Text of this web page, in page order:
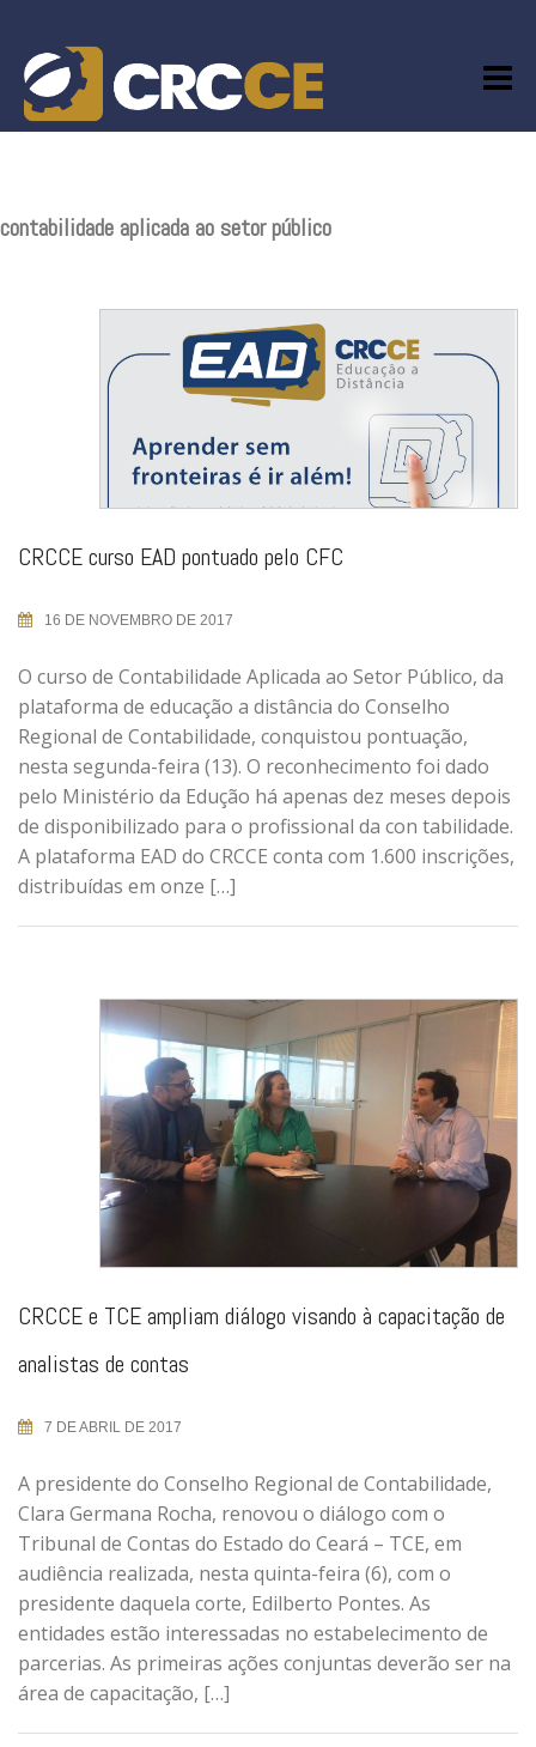
content
contabilidade aplicada ao setor público
CRCCE curso EAD pontuado pelo CFC
16 DE NOVEMBRO DE 2017
O curso de Contabilidade Aplicada ao Setor Público, da
plataforma de educação a distância do Conselho
Regional de Contabilidade, conquistou pontuação,
nesta segunda-feira (13). O reconhecimento foi dado
pelo Ministério da Edução há apenas dez meses depois
de disponibilizado para o profissional da con tabilidade.
A plataforma EAD do CRCCE conta com 1.600 inscrições,
distribuídas em onze […]
CRCCE e TCE ampliam diálogo visando à capacitação de
analistas de contas
7 DE ABRIL DE 2017
A presidente do Conselho Regional de Contabilidade,
Clara Germana Rocha, renovou o diálogo com o
Tribunal de Contas do Estado do Ceará – TCE, em
audiência realizada, nesta quinta-feira (6), com o
presidente daquela corte, Edilberto Pontes. As
entidades estão interessadas no estabelecimento de
parcerias. As primeiras ações conjuntas deverão ser na
área de capacitação, […]